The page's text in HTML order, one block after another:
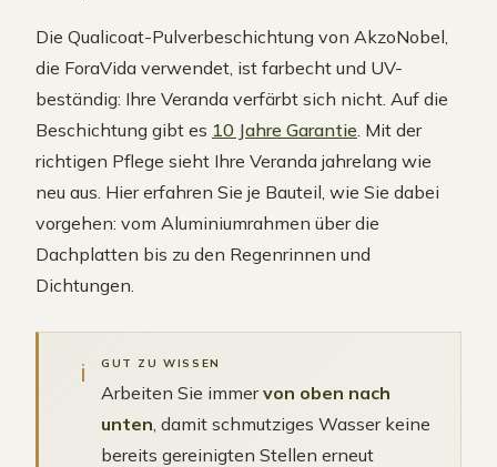
Die Qualicoat-Pulverbeschichtung von AkzoNobel,
die ForaVida verwendet, ist farbecht und UV-
beständig: Ihre Veranda verfärbt sich nicht. Auf die
Beschichtung gibt es 10 Jahre Garantie. Mit der
richtigen Pflege sieht Ihre Veranda jahrelang wie
neu aus. Hier erfahren Sie je Bauteil, wie Sie dabei
vorgehen: vom Aluminiumrahmen über die
Dachplatten bis zu den Regenrinnen und
Dichtungen.
i GUT ZU WISSEN
Arbeiten Sie immervon oben nach
unten, damit schmutziges Wasser keine
bereits gereinigten Stellen erneut